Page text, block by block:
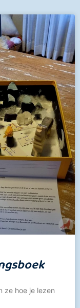
ze hoe je lezen